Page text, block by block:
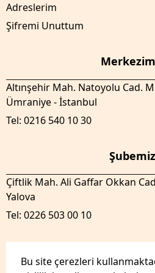
Bu site çerezleri
Adreslerim
Şifremi Unuttum
Altınşehir Mah. Natoyolu Cad.
Ümraniye - İstanbul
Tel: 0216 540 10 30
Şubemiz
Çiftlik Mah. Ali Gaffar Okkan
Yalova
Tel: 0226 503 00 10